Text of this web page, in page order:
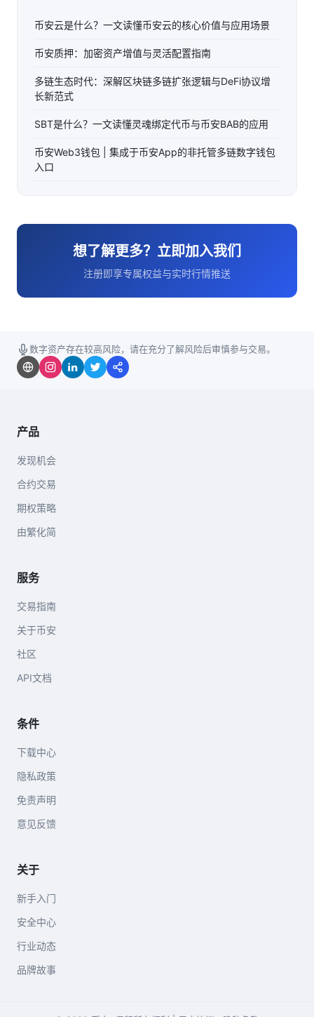
币安云是什么？一文读懂币安云的核心价值与应用场景
币安质押：加密资产增值与灵活配置指南
多链生态时代：深解区块链多链扩张逻辑与DeFi协议增
长新范式
SBT是什么？一文读懂灵魂绑定代币与币安BAB的应用
币安Web3钱包 | 集成于币安App的非托管多链数字钱包
入口
想了解更多？立即加入我们
注册即享专属权益与实时行情推送
数字资产存在较高风险，请在充分了解风险后审慎参与交易。
产品
发现机会
合约交易
期权策略
由繁化简
服务
交易指南
关于币安
社区
API文档
条件
下载中心
隐私政策
免责声明
意见反馈
关于
新手入门
安全中心
行业动态
品牌故事